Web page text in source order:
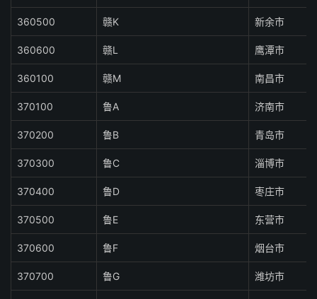
360500 赣K 新余市
360600 赣L 鹰潭市
360100 赣M 南昌市
370100 鲁A 济南市
370200 鲁B 青岛市
370300 鲁C 淄博市
370400 鲁D 枣庄市
370500 鲁E 东营市
370600 鲁F 烟台市
370700 鲁G 潍坊市